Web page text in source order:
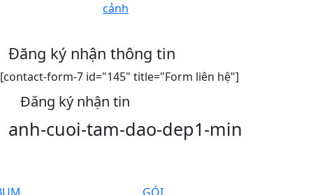
cảnh
Đăng ký nhận thông tin
[contact-form-7 id="145" title="Form liên hệ"]
Đăng ký nhận tin
anh-cuoi-tam-dao-dep1-min